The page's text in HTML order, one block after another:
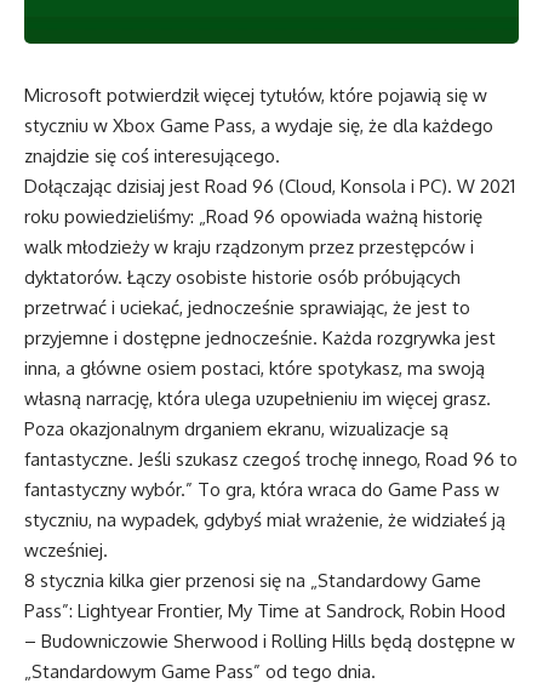
Microsoft potwierdził więcej tytułów, które pojawią się w
styczniu w Xbox Game Pass, a wydaje się, że dla każdego
znajdzie się coś interesującego.
Dołączając dzisiaj jest Road 96 (Cloud, Konsola i PC). W 2021
roku powiedzieliśmy: „Road 96 opowiada ważną historię
walk młodzieży w kraju rządzonym przez przestępców i
dyktatorów. Łączy osobiste historie osób próbujących
przetrwać i uciekać, jednocześnie sprawiając, że jest to
przyjemne i dostępne jednocześnie. Każda rozgrywka jest
inna, a główne osiem postaci, które spotykasz, ma swoją
własną narrację, która ulega uzupełnieniu im więcej grasz.
Poza okazjonalnym drganiem ekranu, wizualizacje są
fantastyczne. Jeśli szukasz czegoś trochę innego, Road 96 to
fantastyczny wybór.” To gra, która wraca do Game Pass w
styczniu, na wypadek, gdybyś miał wrażenie, że widziałeś ją
wcześniej.
8 stycznia kilka gier przenosi się na „Standardowy Game
Pass”: Lightyear Frontier, My Time at Sandrock, Robin Hood
– Budowniczowie Sherwood i Rolling Hills będą dostępne w
„Standardowym Game Pass” od tego dnia.